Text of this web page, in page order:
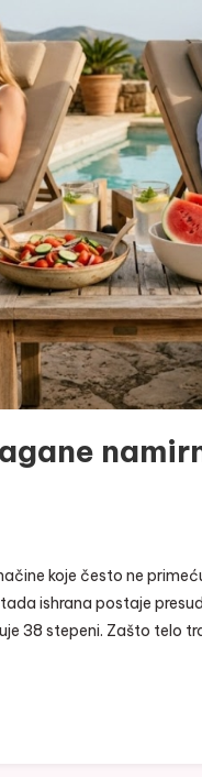
koje često ne
ishrana postaje
38 stepeni. Zašto telo